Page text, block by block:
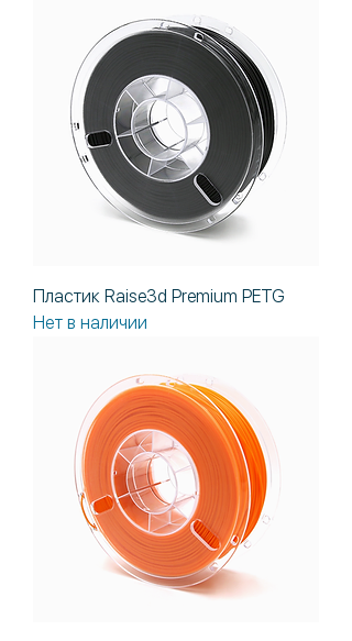
Пластик Raise3d Premium PETG
Нет в наличии